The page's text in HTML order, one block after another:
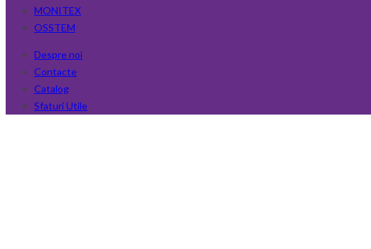
MONITEX
OSSTEM
Despre noi
Contacte
Catalog
Sfaturi Utile